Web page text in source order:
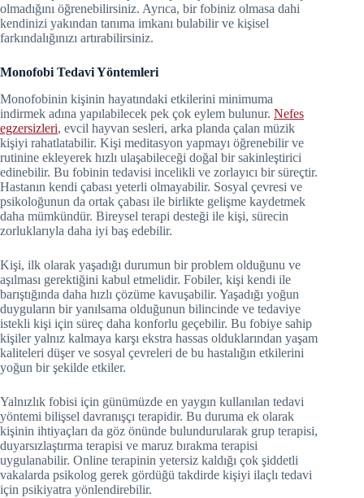
olmadığını öğrenebilirsiniz. Ayrıca, bir fobiniz olmasa dahi
kendinizi yakından tanıma imkanı bulabilir ve kişisel
farkındalığınızı artırabilirsiniz.
Monofobi Tedavi Yöntemleri
Monofobinin kişinin hayatındaki etkilerini minimuma
indirmek adına yapılabilecek pek çok eylem bulunur. Nefes
egzersizleri, evcil hayvan sesleri, arka planda çalan müzik
kişiyi rahatlatabilir. Kişi meditasyon yapmayı öğrenebilir ve
rutinine ekleyerek hızlı ulaşabileceği doğal bir sakinleştirici
edinebilir. Bu fobinin tedavisi incelikli ve zorlayıcı bir süreçtir.
Hastanın kendi çabası yeterli olmayabilir. Sosyal çevresi ve
psikoloğunun da ortak çabası ile birlikte gelişme kaydetmek
daha mümkündür. Bireysel terapi desteği ile kişi, sürecin
zorluklarıyla daha iyi baş edebilir.
Kişi, ilk olarak yaşadığı durumun bir problem olduğunu ve
aşılması gerektiğini kabul etmelidir. Fobiler, kişi kendi ile
barıştığında daha hızlı çözüme kavuşabilir. Yaşadığı yoğun
duyguların bir yanılsama olduğunun bilincinde ve tedaviye
istekli kişi için süreç daha konforlu geçebilir. Bu fobiye sahip
kişiler yalnız kalmaya karşı ekstra hassas olduklarından yaşam
kaliteleri düşer ve sosyal çevreleri de bu hastalığın etkilerini
yoğun bir şekilde etkiler.
Yalnızlık fobisi için günümüzde en yaygın kullanılan tedavi
yöntemi bilişsel davranışçı terapidir. Bu duruma ek olarak
kişinin ihtiyaçları da göz önünde bulundurularak grup terapisi,
duyarsızlaştırma terapisi ve maruz bırakma terapisi
uygulanabilir. Online terapinin yetersiz kaldığı çok şiddetli
vakalarda psikolog gerek gördüğü takdirde kişiyi ilaçlı tedavi
için psikiyatra yönlendirebilir.